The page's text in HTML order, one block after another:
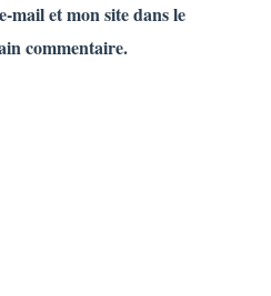
mail et mon site dans le
commentaire.